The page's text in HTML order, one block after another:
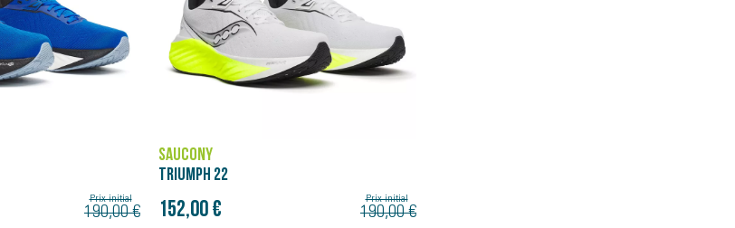
Prix initial
190,00 €
SAUCONY
TRIUMPH 22
152,00 € Prix initial
190,00 €